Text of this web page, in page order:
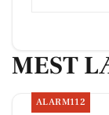
MEST
ALARM112